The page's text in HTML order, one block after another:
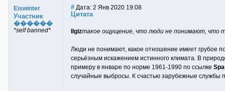
Eiswinter
Участник
������
*self banned*
# Дата: 2 Янв 2020 19:08
Цитата
Ilgizтакое ощущение, что люди не понимают, что
Люди не понимают, какое отношение имеет грубое
серьёзным искажением истинного климата. В
примеру в январе по норме 1961-1990 по ссылке
случайные выбросы. К счастью зарубежные службы